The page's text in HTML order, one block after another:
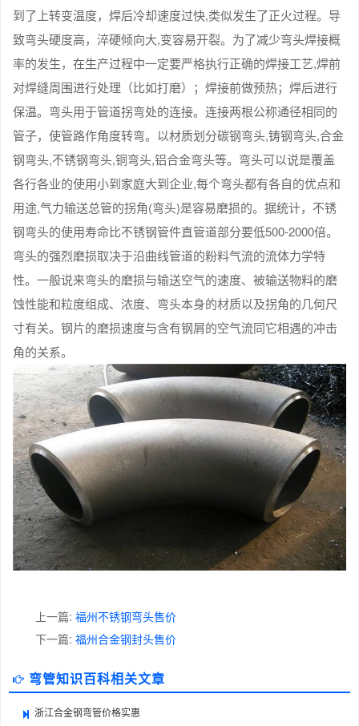
到了上转变温度，焊后冷却速度过快,类似发生了正火过程。导
致弯头硬度高，淬硬倾向大,变容易开裂。为了减少弯头焊接概
率的发生，在生产过程中一定要严格执行正确的焊接工艺,焊前
对焊缝周围进行处理（比如打磨）；焊接前做预热；焊后进行
保温。弯头用于管道拐弯处的连接。连接两根公称通径相同的
管子，使管路作角度转弯。以材质划分碳钢弯头,铸钢弯头,合金
钢弯头,不锈钢弯头,铜弯头,铝合金弯头等。弯头可以说是覆盖
各行各业的使用小到家庭大到企业,每个弯头都有各自的优点和
用途,气力输送总管的拐角(弯头)是容易磨损的。据统计，不锈
钢弯头的使用寿命比不锈钢管件直管道部分要低500-2000倍。
弯头的强烈磨损取决于沿曲线管道的粉料气流的流体力学特
性。一般说来弯头的磨损与输送空气的速度、被输送物料的磨
蚀性能和粒度组成、浓度、弯头本身的材质以及拐角的几何尺
寸有关。钢片的磨损速度与含有钢屑的空气流同它相遇的冲击
角的关系。
上一篇: 福州不锈钢弯头售价
下一篇: 福州合金钢封头售价
弯管知识百科相关文章
浙江合金钢弯管价格实惠